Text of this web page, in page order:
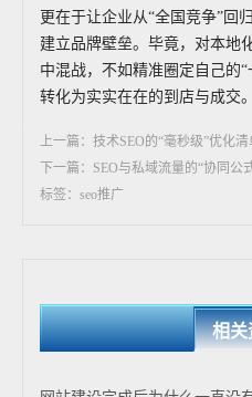
更在于让企业从“全国竞争”回
建立品牌壁垒。毕竟，对本地
中混战，不如精准圈定自己的
转化为实实在在的到店与成交。
上一篇：技术SEO的“毫秒级”优化清
下一篇：SEO与私域流量的“协同公
标签：seo推广
相关